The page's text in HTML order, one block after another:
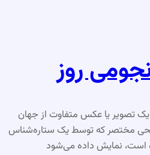
روز
تصویر یا عکس متفاوت از جهان
مختصر که توسط یک ستاره‌شناس
است، نمایش داده می‌شود